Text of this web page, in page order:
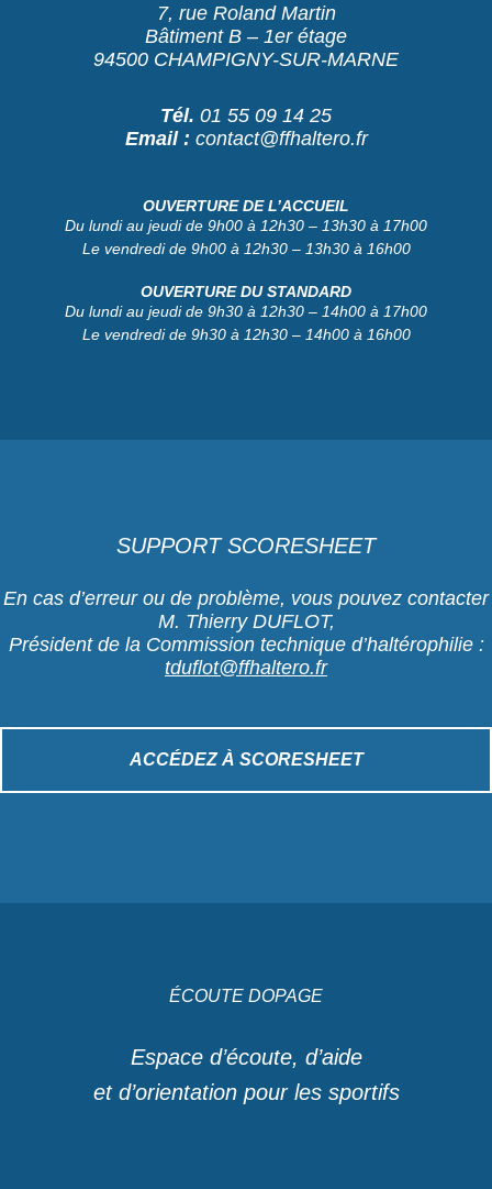
7, rue Roland Martin
Bâtiment B – 1er étage
94500 CHAMPIGNY-SUR-MARNE
Tél. 01 55 09 14 25
Email : contact@ffhaltero.fr
OUVERTURE DE L’ACCUEIL
Du lundi au jeudi de 9h00 à 12h30 – 13h30 à 17h00
Le vendredi de 9h00 à 12h30 – 13h30 à 16h00
OUVERTURE DU STANDARD
Du lundi au jeudi de 9h30 à 12h30 – 14h00 à 17h00
Le vendredi de 9h30 à 12h30 – 14h00 à 16h00
SUPPORT SCORESHEET
En cas d’erreur ou de problème, vous pouvez contacter
M. Thierry DUFLOT,
Président de la Commission technique d’haltérophilie :
tduflot@ffhaltero.fr
ACCÉDEZ À SCORESHEET
ÉCOUTE DOPAGE
Espace d’écoute, d’aide
et d’orientation pour les sportifs